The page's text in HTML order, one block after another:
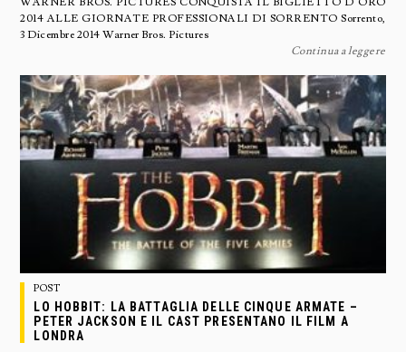
2014 ALLE GIORNATE PROFESSIONALI DI SORRENTO Sorrento,
3 Dicembre 2014 Warner Bros. Pictures
Continua a leggere
POST
LO HOBBIT: LA BATTAGLIA DELLE CINQUE ARMATE –
PETER JACKSON E IL CAST PRESENTANO IL FILM A
LONDRA